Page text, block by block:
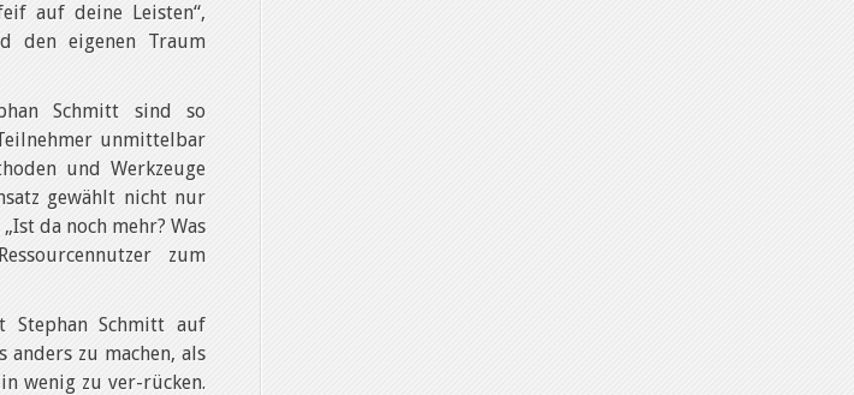
auf deine Leisten“,
den eigenen Traum
Schmitt sind so
unmittelbar
und Werkzeuge
gewählt nicht nur
da noch mehr? Was
zum
Stephan Schmitt auf
anders zu machen, als
wenig zu ver-rücken.